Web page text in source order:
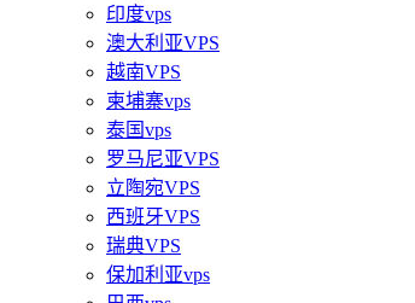
印度vps
澳大利亚VPS
越南VPS
柬埔寨vps
泰国vps
罗马尼亚VPS
立陶宛VPS
西班牙VPS
瑞典VPS
保加利亚vps